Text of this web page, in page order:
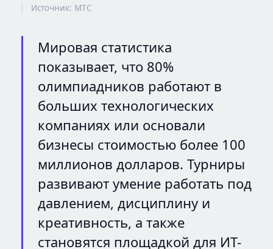
Источник: МТС
Мировая статистика
показывает, что 80%
олимпиадников работают в
больших технологических
компаниях или основали
бизнесы стоимостью более 100
миллионов долларов. Турниры
развивают умение работать под
давлением, дисциплину и
креативность, а также
становятся площадкой для ИТ-